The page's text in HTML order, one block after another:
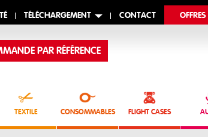
TÉLÉCHARGEMENT CONTACT OFFRES
PAR RÉFÉRENCE
TEXTILE CONSOMMABLES FLIGHT CASES